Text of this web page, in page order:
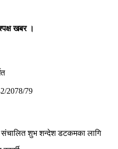
खबर ।
2078/79
संचालित शुभ शन्देश डटकमका लागि